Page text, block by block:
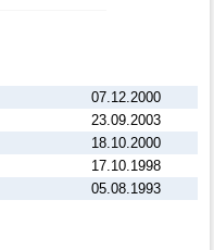
07.12.2000
23.09.2003
18.10.2000
17.10.1998
05.08.1993